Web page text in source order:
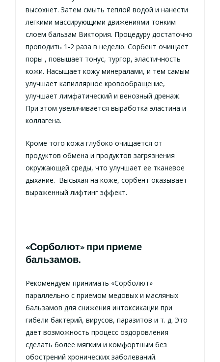
высохнет. Затем смыть теплой водой и нанести
легкими массирующими движениями тонким
слоем бальзам Виктория. Процедуру достаточно
проводить 1-2 раза в неделю. Сорбент очищает
поры , повышает тонус, тургор, эластичность
кожи. Насыщает кожу минералами, и тем самым
улучшает капиллярное кровообращение,
улучшает лимфатический и венозный дренаж.
При этом увеличивается выработка эластина и
коллагена.
Кроме того кожа глубоко очищается от
продуктов обмена и продуктов загрязнения
окружающей среды, что улучшает ее тканевое
дыхание. Высыхая на коже, сорбент оказывает
выраженный лифтинг эффект.
«Сорболют» при приеме
бальзамов.
Рекомендуем принимать «Сорболют»
параллельно с приемом медовых и масляных
бальзамов для снижения интоксикации при
гибели бактерий, вирусов, паразитов и т. д. Это
дает возможность процесс оздоровления
сделать более мягким и комфортным без
обострений хронических заболеваний.